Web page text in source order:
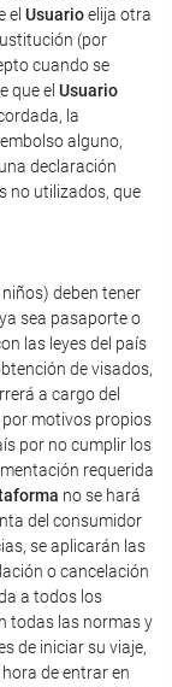
el Usuarioelija otra
(por
cuando se
que el Usuario
la
alguno,
declaración
no utilizados, que
deben tener
sea pasaporte o
las leyes del país
de visados,
a cargo del
por motivos propios
por no cumplir los
requerida
no se hará
del consumidor
se aplicarán las
o cancelación
a todos los
todas las normas y
de iniciar su viaje,
de entrar en